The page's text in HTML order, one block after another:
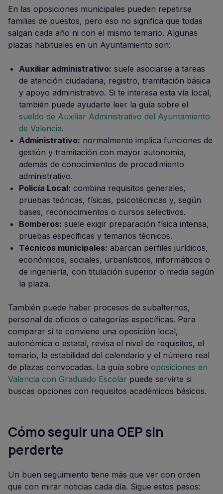
En las oposiciones municipales pueden repetirse
familias de puestos, pero eso no significa que todas
salgan cada año ni con el mismo temario. Algunas
plazas habituales en un Ayuntamiento son:
Auxiliar administrativo: suele asociarse a tareas
de atención ciudadana, registro, tramitación básica
y apoyo administrativo. Si te interesa esta vía local,
también puede ayudarte leer la guía sobre el
sueldo de Auxiliar Administrativo del Ayuntamiento
de Valencia.
Administrativo: normalmente implica funciones de
gestión y tramitación con mayor autonomía,
además de conocimientos de procedimiento
administrativo.
Policía Local: combina requisitos generales,
pruebas teóricas, físicas, psicotécnicas y, según
bases, reconocimientos o cursos selectivos.
Bomberos: suele exigir preparación física intensa,
pruebas específicas y temarios técnicos.
Técnicos municipales: abarcan perfiles jurídicos,
económicos, sociales, urbanísticos, informáticos o
de ingeniería, con titulación superior o media según
la plaza.
También puede haber procesos de subalternos,
personal de oficios o categorías específicas. Para
comparar si te conviene una oposición local,
autonómica o estatal, revisa el nivel de requisitos, el
temario, la estabilidad del calendario y el número real
de plazas convocadas. La guía sobre oposiciones en
Valencia con Graduado Escolar puede servirte si
buscas opciones con requisitos académicos básicos.
Cómo seguir una OEP sin
perderte
Un buen seguimiento tiene más que ver con orden
que con mirar noticias cada día. Sigue estos pasos: